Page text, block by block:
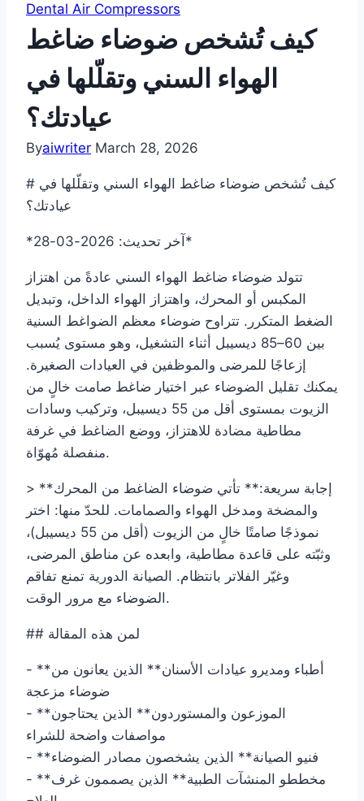
Dental Air Compressors
كيف تُشخص ضوضاء ضاغط
الهواء السني وتقلّلها في
عيادتك؟
Byaiwriter March 28, 2026
# كيف تُشخص ضوضاء ضاغط الهواء السني وتقلّلها في
عيادتك؟
*آخر تحديث: 2026-03-28*
تتولد ضوضاء ضاغط الهواء السني عادةً من اهتزاز
المكبس أو المحرك، واهتزاز الهواء الداخل، وتبديل
الضغط المتكرر. تتراوح ضوضاء معظم الضواغط السنية
بين 60–85 ديسيبل أثناء التشغيل، وهو مستوى يُسبب
إزعاجًا للمرضى والموظفين في العيادات الصغيرة.
يمكنك تقليل الضوضاء عبر اختيار ضاغط صامت خالٍ من
الزيوت بمستوى أقل من 55 ديسيبل، وتركيب وسادات
مطاطية مضادة للاهتزاز، ووضع الضاغط في غرفة
منفصلة مُهوّاة.
> **إجابة سريعة:** تأتي ضوضاء الضاغط من المحرك
والمضخة ومدخل الهواء والصمامات. للحدّ منها: اختر
نموذجًا صامتًا خالٍ من الزيوت (أقل من 55 ديسيبل)،
وثبّته على قاعدة مطاطية، وابعده عن مناطق المرضى،
وغيّر الفلاتر بانتظام. الصيانة الدورية تمنع تفاقم
الضوضاء مع مرور الوقت.
## لمن هذه المقالة
- **أطباء ومديرو عيادات الأسنان** الذين يعانون من
ضوضاء مزعجة
- **الموزعون والمستوردون** الذين يحتاجون
مواصفات واضحة للشراء
- **فنيو الصيانة** الذين يشخصون مصادر الضوضاء
- **مخططو المنشآت الطبية** الذين يصممون غرف